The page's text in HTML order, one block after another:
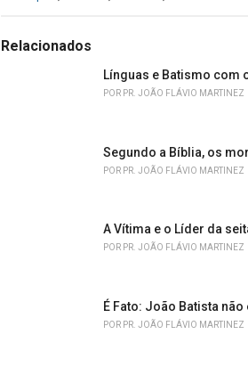
e
Relacionados
Línguas e Batismo com
POR PR. JOÃO FLÁVIO MARTINEZ
Segundo a Bíblia, os
POR PR. JOÃO FLÁVIO MARTINEZ
A Vítima e o Líder da
POR PR. JOÃO FLÁVIO MARTINEZ
É Fato: João Batista
POR PR. JOÃO FLÁVIO MARTINEZ